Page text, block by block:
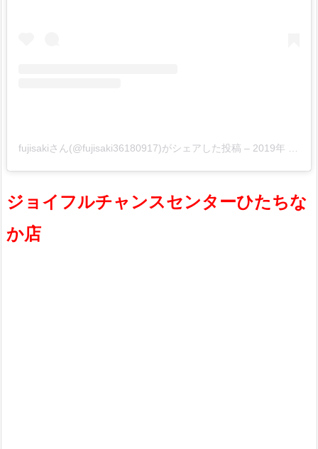
fujisakiさん(@fujisaki36180917)がシェアした投稿 – 2019年 8月月10日午後8時16分PDT
ジョイフルチャンスセンターひたちな
か店